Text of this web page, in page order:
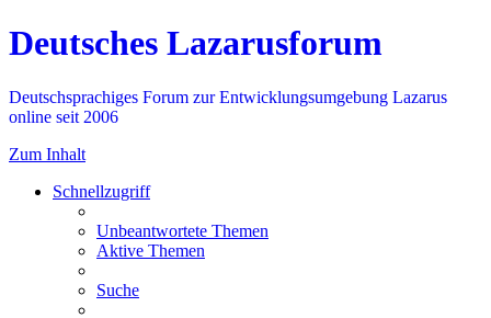
Deutsches Lazarusforum
Deutschsprachiges Forum zur Entwicklungsumgebung Lazarus
online seit 2006
Zum Inhalt
Schnellzugriff
Unbeantwortete Themen
Aktive Themen
Suche